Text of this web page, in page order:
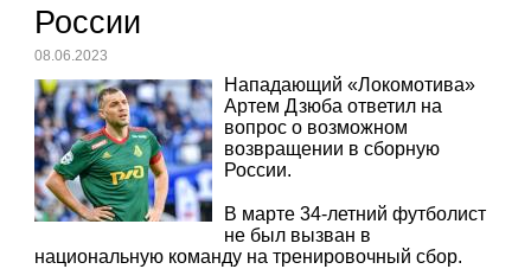
России
08.06.2023
Нападающий «Локомотива»
Артем Дзюба ответил на
вопрос о возможном
возвращении в сборную
России.
В марте 34-летний футболист
не был вызван в
национальную команду на тренировочный сбор.